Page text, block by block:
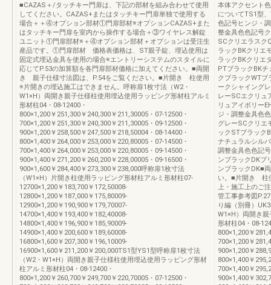
■CAZAS＋/タッチキー門扉は、下記の部材を組み合わせて使用
してください。CAZAS+またはタッチキー門扉単独で使用する
場合＋＋④オプション部材①門扉部材※オプションCAZAS+また
はタッチキー門扉を室内から操作する場合＋③ワイヤレス解錠
ユニット①門扉部材※＋④オプション部材＋オプションは受注生
産品です。①門扉部材 価格表価格は、ST親子錠、埋込使用は
固定式埋込金具を使用の場合※エントリーシステムのスタイルに
応じてP.53の加算額を各門扉部材価格に加えてください。■両開
き 親子仕様寸法図は、P.54をご覧ください。■片開き 柱使用
※片開きの埋込施工はできません。呼称扉1枚寸法（W2・
W1×H）両開き親子仕様柱使用埋込使用ラッピング形材柱アルミ
形材柱04・08-12400・
800×1,200￥251,300￥240,300￥211,30005・07-12500・
700×1,200￥251,300￥240,300￥211,30005・09-12500・
900×1,200￥258,500￥247,500￥218,50004・08-14400・
800×1,400￥264,000￥253,000￥220,80005・07-14500・
700×1,400￥264,000￥253,000￥220,80005・09-14500・
900×1,400￥271,200￥260,200￥228,00005・09-16500・
900×1,600￥284,400￥273,300￥238,000呼称扉1枚寸法
（W1×H）片開き柱使用ラッピング形材柱アルミ形材柱07-
12700×1,200￥183,700￥172,50008-
12800×1,200￥187,000￥175,80009-
12900×1,200￥190,900￥179,70007-
14700×1,400￥193,400￥182,40008-
14800×1,400￥196,900￥185,90009-
14900×1,400￥200,600￥189,60008-
16800×1,600￥207,300￥196,10009-
16900×1,600￥211,200￥200,000TS1型YS1型呼称扉1枚寸法
（W2・W1×H）両開き親子仕様柱使用埋込使用ラッピング形材
柱アルミ形材柱04・08-12400・
800×1,200￥260,700￥249,700￥220,70005・07-12500・
本体アクセント
についてTS1型
色記号ヒンジ・
整金具色色記号
SCクリエラスク
ラックBKクリエ
ラックBKクリエ
PTブラックBK
クブラックWTブ
ークシャイング
レーSCエクリュ
リュアイボリー
ジ・調整金具色
グレーSCクリエ
ックSTブラック
ナチュラルシル
調整金具色色記
ンブラックDKブ
ンブラックDK■
い。■片開き 柱
上・施工上のご
管工事参考図
り編（別冊）
W1×H）両開き
形材柱04・08-
800×1,200￥
700×1,200￥
900×1,200￥
800×1,400￥
700×1,400￥
900×1,400￥